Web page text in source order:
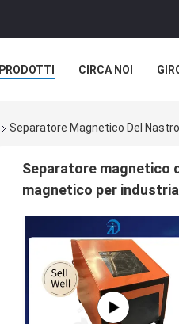
PRODOTTI CIRCA NOI
Separatore Magnetico Del
Separatore
magnetico per